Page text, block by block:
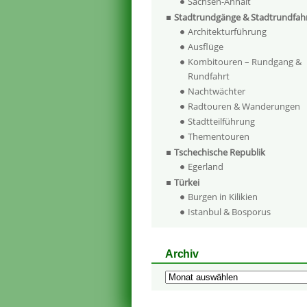
Stadtrundgänge &
Architekturführung
Ausflüge
Kombitouren – Rundgang &
Rundfahrt
Nachtwächter
Radtouren & Wanderungen
Stadtteilführung
Thementouren
Tschechische Republik
Egerland
Türkei
Burgen in Kilikien
Istanbul & Bosporus
Archiv
Archiv